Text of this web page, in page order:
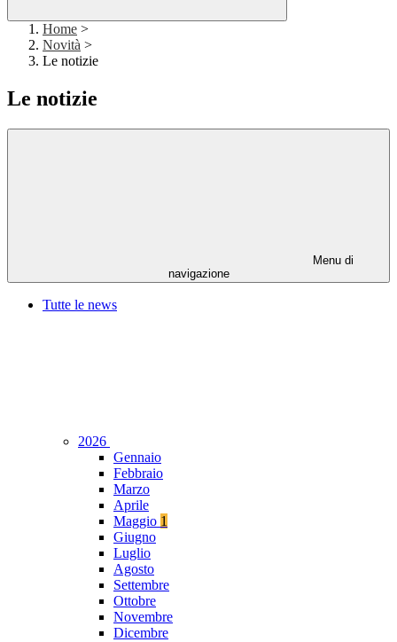
Home >
Novità >
Le notizie
Le notizie
Menu di
navigazione
Tutte le news
2026
Gennaio
Febbraio
Marzo
Aprile
Maggio 1
Giugno
Luglio
Agosto
Settembre
Ottobre
Novembre
Dicembre